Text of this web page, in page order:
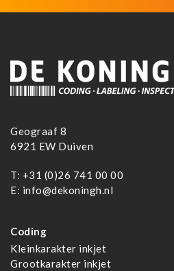
Geograaf 8
6921 EW Duiven
T: +31 (0)26 741 00 00
E: info@dekoningh.nl
Coding
Kleinkarakter inkjet
Grootkarakter inkjet